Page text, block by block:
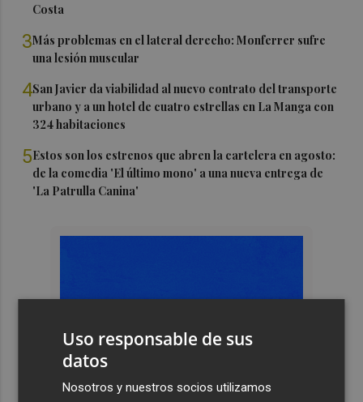
Costa
3Más problemas en el lateral derecho: Monferrer sufre
una lesión muscular
4San Javier da viabilidad al nuevo contrato del transporte
urbano y a un hotel de cuatro estrellas en La Manga con
324 habitaciones
5Estos son los estrenos que abren la cartelera en agosto:
de la comedia 'El último mono' a una nueva entrega de
'La Patrulla Canina'
Uso responsable de sus
datos
Nosotros y nuestros socios utilizamos